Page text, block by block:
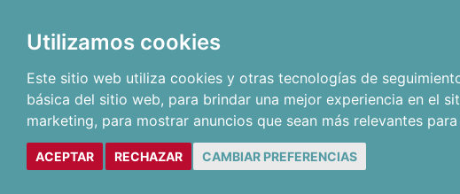
Utilizamos cookies
Este sitio web utiliza cookies y otras tecnologías de
básica del sitio web, para brindar una mejor experiencia en el
marketing, para mostrar anuncios que sean más relevantes
ACEPTAR RECHAZAR CAMBIAR PREFERENCIAS